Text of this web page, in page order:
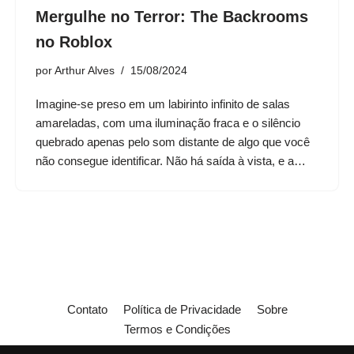
Mergulhe no Terror: The Backrooms
no Roblox
por Arthur Alves 15/08/2024
Imagine-se preso em um labirinto infinito de salas
amareladas, com uma iluminação fraca e o silêncio
quebrado apenas pelo som distante de algo que você
não consegue identificar. Não há saída à vista, e a…
Contato Política de Privacidade
Sobre
Termos e Condições